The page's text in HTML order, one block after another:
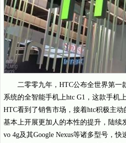
二零零九年，HTC公布全世界第一
系统的全智能手机上htc G1，这款手机
HTC看到了销售市场，接着htc积极主
基本上开展更加人的本性的提升，陆续
vo 4g及其Google Nexus等诸多型号，快